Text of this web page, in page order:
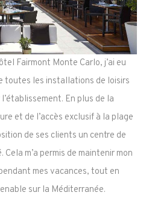
Fairmont Monte Carlo, j’ai eu
toutes les installations de loisirs
En plus de la
et de l’accès exclusif à la plage
de ses clients un centre de
m’a permis de maintenir mon
mes vacances, tout en
sur la Méditerranée.